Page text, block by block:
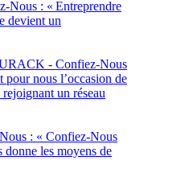
: « Entreprendre
devient un
- Confiez-Nous
pour nous l’occasion de
un réseau
: « Confiez-Nous
donne les moyens de